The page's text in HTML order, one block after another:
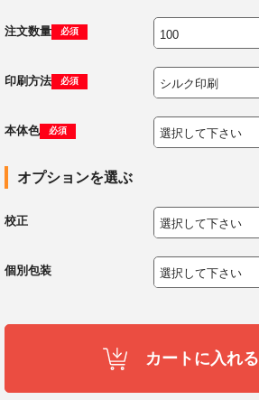
注文数量 必須
印刷方法 必須
本体色 必須
オプションを選ぶ
校正
個別包装
カートに入れる